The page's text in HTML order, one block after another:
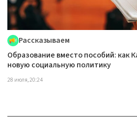
Рассказываем
Образование вместо пособий: как
новую социальную политику
28 июля, 20:24